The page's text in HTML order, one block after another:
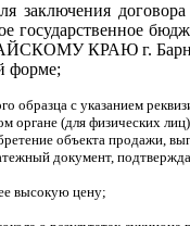
заключения
государственное
г. Барнаул, р/с
форме;
образца с указанием
органе (для физических
объекта продажи,
документ,
высокую цену;